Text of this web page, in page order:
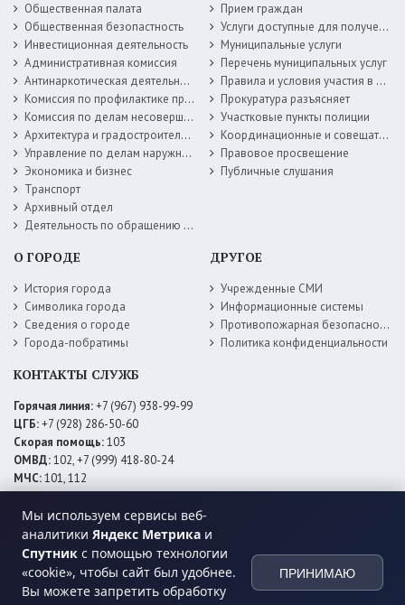
Мы используем сервисы веб-
аналитики Яндекс Метрика и
Спутник с помощью технологии
«cookie», чтобы сайт был удобнее.
Вы можете запретить обработку
ПРИНИМАЮ
Общественная палата
Общественная безопастность
Инвестиционная деятельность
Административная комиссия
Антинаркотическая деятельность
Комиссия по профилактике правонарушений
Комиссия по делам несовершеннолетних
Архитектура и градостроительство
Управление по делам наружной рекламы
Экономика и бизнес
Транспорт
Архивный отдел
Деятельность по обращению с животными без владельцев
Прием граждан
Услуги доступные для получения в электронной форме
Муниципальные услуги
Перечень муниципальных услуг
Правила и условия участия в жилищных программах
Прокуратура разъясняет
Участковые пункты полиции
Координационные и совещательные органы
Правовое просвещение
Публичные слушания
О ГОРОДЕ
История города
Символика города
Сведения о городе
Города-побратимы
ДРУГОЕ
Учрежденные СМИ
Информационные системы
Противопожарная безопасность
Политика конфиденциальности
КОНТАКТЫ СЛУЖБ
Горячая линия:+7 (967) 938-99-99
ЦГБ:+7 (928) 286-50-60
Скорая помощь:103
ОМВД:102, +7 (999) 418-80-24
МЧС:101, 112
ЕДДС:+7 (928) 576-09-83
Электросети:+7 (800) 220-02-20
Даггаз:+7 (928) 980-64-04
Горводоснаб: +7 (928) 559-59-74
Теплоснаб: +7 (928) 873-27-09
МФЦ:+7 (938) 777-82-44